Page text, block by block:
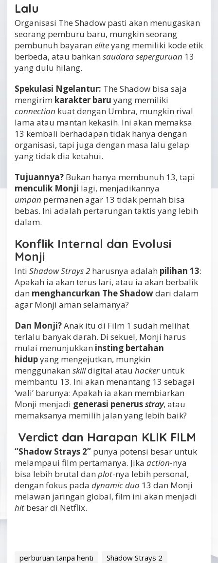
Lalu
Organisasi The Shadow pasti akan menugaskan
seorang pemburu baru, mungkin seorang
pembunuh bayaran eliteyang memiliki kode etik
berbeda, atau bahkan saudara seperguruan 13
yang dulu hilang.
Spekulasi Ngelantur: The Shadow bisa saja
mengirim karakter baru yang memiliki
connection kuat dengan Umbra, mungkin rival
lama atau mantan kekasih. Ini akan memaksa
13 kembali berhadapan tidak hanya dengan
organisasi, tapi juga dengan masa lalu gelap
yang tidak dia ketahui.
Tujuannya? Bukan hanya membunuh 13, tapi
menculik Monji lagi, menjadikannya
umpan permanen agar 13 tidak pernah bisa
bebas. Ini adalah pertarungan taktis yang lebih
dalam.
Konflik Internal dan Evolusi
Monji
Inti Shadow Strays 2 harusnya adalah pilihan 13:
Apakah ia akan terus lari, atau ia akan berbalik
dan menghancurkan The Shadowdari dalam
agar Monji aman selamanya?
Dan Monji?Anak itu di Film 1 sudah melihat
terlalu banyak darah. Di sekuel, Monji harus
mulai menunjukkan insting bertahan
hidupyang mengejutkan, mungkin
menggunakan skilldigital atau hacker untuk
membantu 13. Ini akan menantang 13 sebagai
‘wali’ barunya: Apakah ia akan membiarkan
Monji menjadi generasi penerusstray, atau
memaksanya memilih jalan yang lebih baik?
Verdict dan Harapan KLIK FILM
“Shadow Strays 2” punya potensi besar untuk
melampaui film pertamanya. Jika action-nya
bisa lebih brutal dan plot-nya lebih personal,
dengan fokus pada dynamic duo 13 dan Monji
melawan jaringan global, film ini akan menjadi
hit besar di Netflix.
perburuan tanpa henti
Shadow Strays 2